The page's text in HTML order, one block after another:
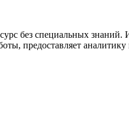
без специальных
предоставляет аналитику